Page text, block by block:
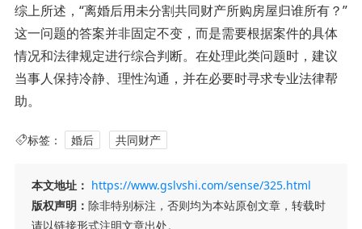
综上所述，“离婚后用未分割共同财产所购房屋归谁所有？”
这一问题的答案并非固定不变，而是需要根据案件的具体
情况和法律规定进行综合判断。在处理此类问题时，建议
当事人保持冷静、理性沟通，并在必要时寻求专业法律帮
助。
标签： 婚后 共同财产
本文地址： https://www.gslvshi.com/sense/325.html
版权声明： 除非特别标注，否则均为本站原创文章，转载时
请以链接形式注明文章出处。